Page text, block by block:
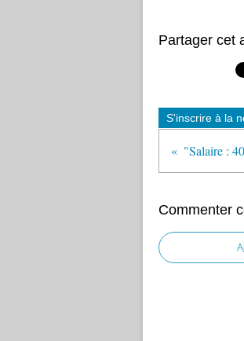
Partager cet
S'inscrire à la
Commenter